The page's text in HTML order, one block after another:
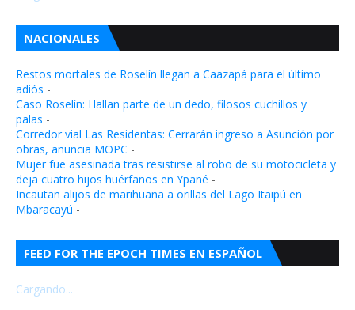
NACIONALES
Restos mortales de Roselín llegan a Caazapá para el último
adiós -
Caso Roselín: Hallan parte de un dedo, filosos cuchillos y
palas -
Corredor vial Las Residentas: Cerrarán ingreso a Asunción por
obras, anuncia MOPC -
Mujer fue asesinada tras resistirse al robo de su motocicleta y
deja cuatro hijos huérfanos en Ypané -
Incautan alijos de marihuana a orillas del Lago Itaipú en
Mbaracayú -
FEED FOR THE EPOCH TIMES EN ESPAÑOL
Cargando...